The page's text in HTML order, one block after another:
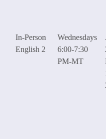
In-Person
English 2
Wednesdays
6:00-7:30
PM-MT